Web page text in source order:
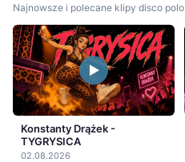
Najnowsze i polecane klipy disco polo
Konstanty Drążek -
TYGRYSICA
02.08.2026